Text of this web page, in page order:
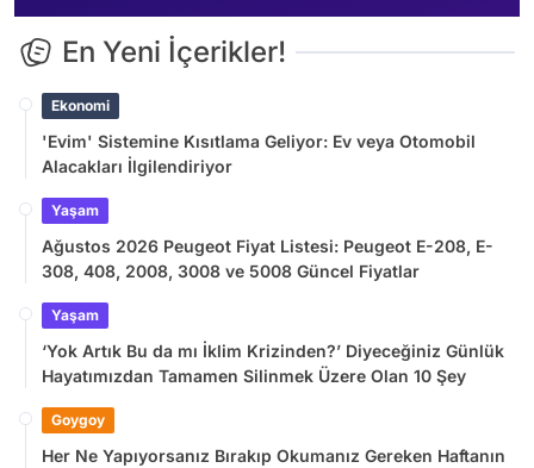
En Yeni İçerikler!
Ekonomi
'Evim' Sistemine Kısıtlama Geliyor: Ev veya Otomobil
Alacakları İlgilendiriyor
Yaşam
Ağustos 2026 Peugeot Fiyat Listesi: Peugeot E-208, E-
308, 408, 2008, 3008 ve 5008 Güncel Fiyatlar
Yaşam
‘Yok Artık Bu da mı İklim Krizinden?’ Diyeceğiniz Günlük
Hayatımızdan Tamamen Silinmek Üzere Olan 10 Şey
Goygoy
Her Ne Yapıyorsanız Bırakıp Okumanız Gereken Haftanın